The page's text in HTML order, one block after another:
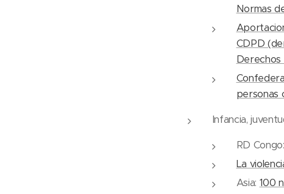
Normas
CDPD
Derechos
personas
Infancia,
RD
La
Asia: 100